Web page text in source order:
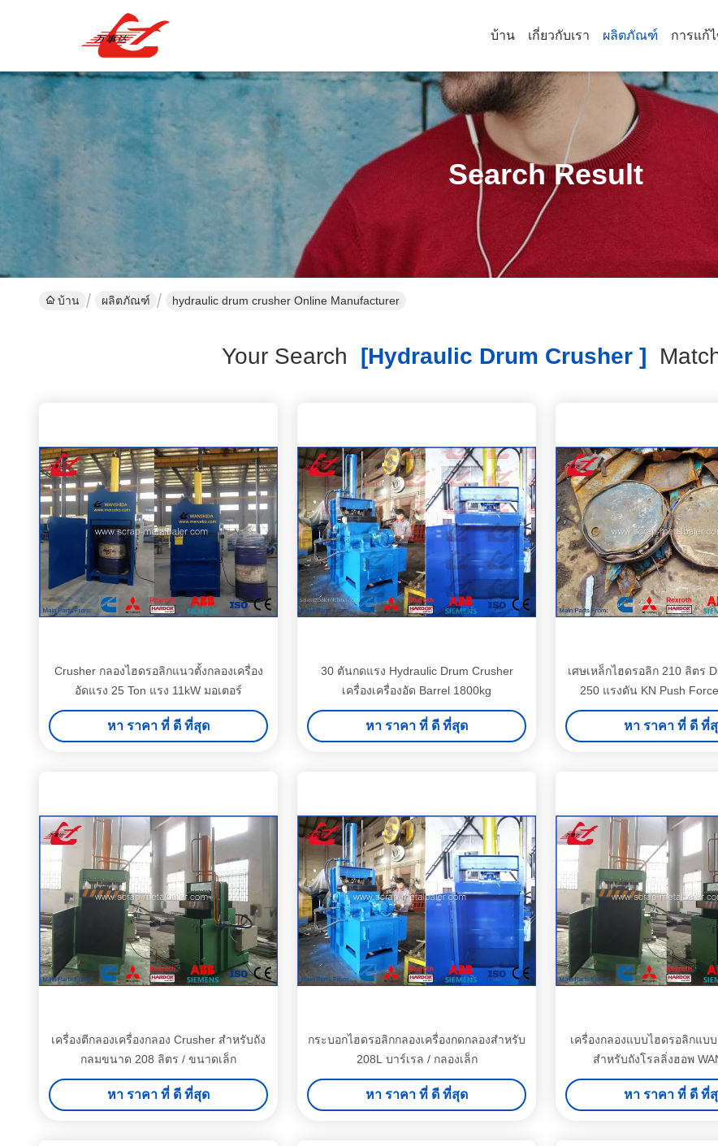
บ้าน เกี่ยวกับเรา ผลิตภัณฑ์ การแก้
Search Result
บ้าน ผลิตภัณฑ์ hydraulic drum crusher Online Manufacturer
Your Search [hydraulic Drum Crusher ]
Crusher กลองไฮดรอลิกแนวตั้งกลองเครื่อง
อัดแรง 25 Ton แรง 11kW มอเตอร์
หา ราคา ที่ ดี ที่สุด
30 ตันกดแรง Hydraulic Drum Crusher
เครื่องเครื่องอัด Barrel 1800kg
หา ราคา ที่ ดี ที่สุด
เศษเหล็กไฮดรอลิก 210 ลิตร
250 แรงดัน KN Push
Guarantee
หา ราคา ที่ ดี ที่
เครื่องตีกลองเครื่องกลอง Crusher สำหรับถัง
กลมขนาด 208 ลิตร / ขนาดเล็ก
หา ราคา ที่ ดี ที่สุด
กระบอกไฮดรอลิกกลองเครื่องกดกลองสำหรับ
208L บาร์เรล / กลองเล็ก
หา ราคา ที่ ดี ที่สุด
เครื่องกลองแบบไฮดรอลิกแบ
สำหรับถังโรลลิ่งฮอพ
หา ราคา ที่ ดี ที่